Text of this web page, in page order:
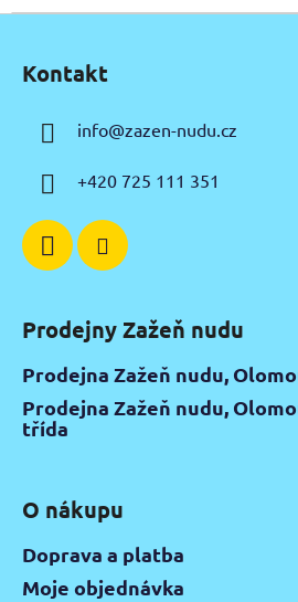
Kontakt
info@zazen-nudu.cz
+420 725 111 351
Prodejny Zažeň nudu
Prodejna Zažeň nudu,
Prodejna Zažeň nudu,
třída
O nákupu
Doprava a platba
Moje objednávka